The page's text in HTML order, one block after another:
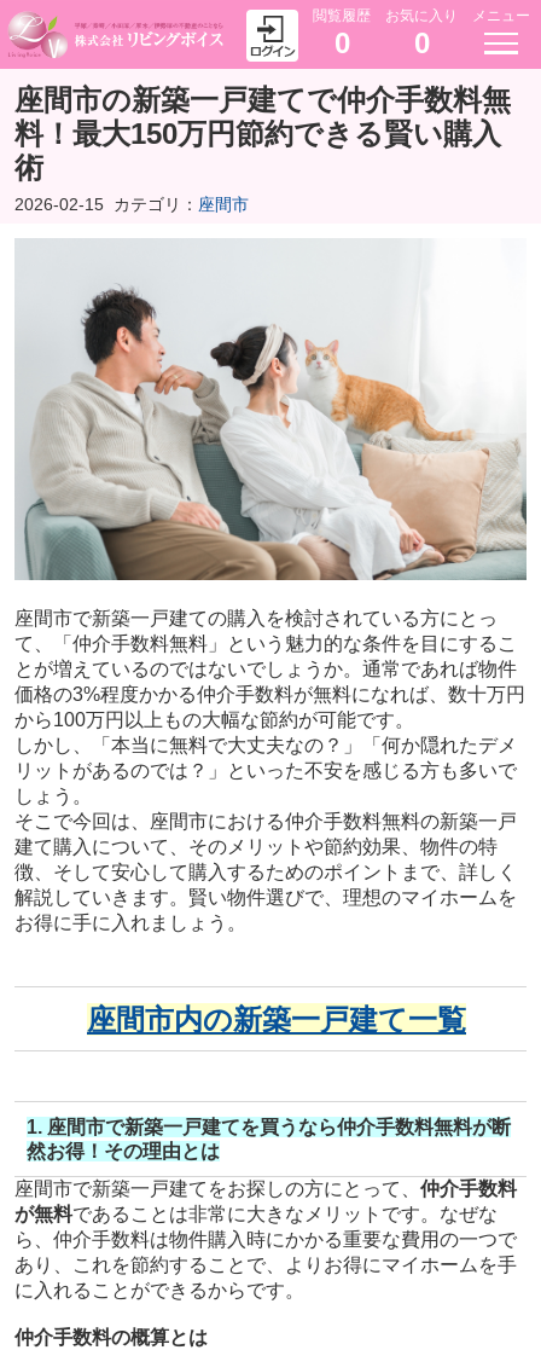
閲覧履歴
0
お気に入り
0
メニュー
座間市の新築一戸建てで仲介手数料無
料！最大150万円節約できる賢い購入
術
2026-02-15 カテゴリ： 座間市
座間市で新築一戸建ての購入を検討されている方にとっ
て、「仲介手数料無料」という魅力的な条件を目にするこ
とが増えているのではないでしょうか。通常であれば物件
価格の3%程度かかる仲介手数料が無料になれば、数十万円
から100万円以上もの大幅な節約が可能です。
しかし、「本当に無料で大丈夫なの？」「何か隠れたデメ
リットがあるのでは？」といった不安を感じる方も多いで
しょう。
そこで今回は、座間市における仲介手数料無料の新築一戸
建て購入について、そのメリットや節約効果、物件の特
徴、そして安心して購入するためのポイントまで、詳しく
解説していきます。賢い物件選びで、理想のマイホームを
お得に手に入れましょう。
座間市内の新築一戸建て一覧
1. 座間市で新築一戸建てを買うなら仲介手数料無料が断
然お得！その理由とは
座間市で新築一戸建てをお探しの方にとって、 仲介手数料
が無料であることは非常に大きなメリットです。なぜな
ら、仲介手数料は物件購入時にかかる重要な費用の一つで
あり、これを節約することで、よりお得にマイホームを手
に入れることができるからです。
仲介手数料の概算とは